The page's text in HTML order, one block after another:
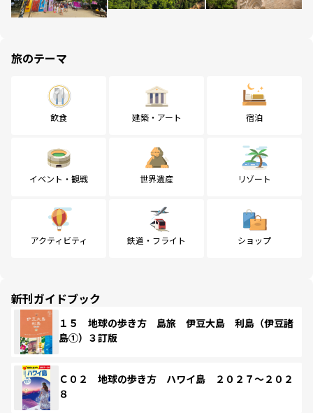
旅のテーマ
飲食 建築・アート 宿泊
イベント・観戦 世界遺産 リゾート
アクティビティ 鉄道・フライト ショップ
新刊ガイドブック
１５ 地球の歩き方 島旅 伊豆大島 利島（伊豆諸
島①）３訂版
Ｃ０２ 地球の歩き方 ハワイ島 ２０２７～２０２
８